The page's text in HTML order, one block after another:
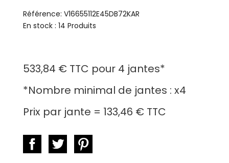
Référence: V16655112E45DB72KAR
En stock : 14 Produits
533,84 € TTC pour 4 jantes*
*Nombre minimal de jantes : x4
Prix par jante = 133,46 € TTC